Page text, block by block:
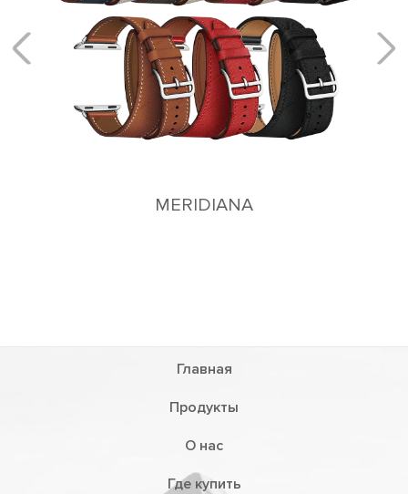
MERIDIANA
Главная
Продукты
О нас
Где купить